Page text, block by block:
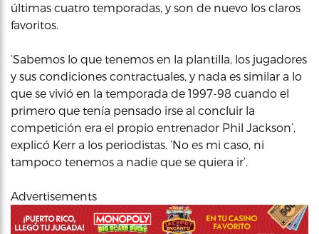
últimas cuatro temporadas, y son de nuevo los claros
favoritos.
‘Sabemos lo que tenemos en la plantilla, los jugadores
y sus condiciones contractuales, y nada es similar a lo
que se vivió en la temporada de 1997-98 cuando el
primero que tenía pensado irse al concluir la
competición era el propio entrenador Phil Jackson’,
explicó Kerr a los periodistas. ‘No es mi caso, ni
tampoco tenemos a nadie que se quiera ir’.
Advertisements